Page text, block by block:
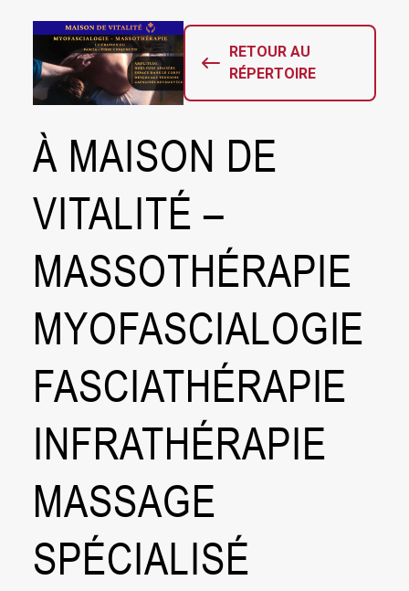
RETOUR AU
RÉPERTOIRE
Maison
de
–
Massothérapie
Myofascialogie
Fasciathérapie
Massage
Spécialisé
À MAISON DE
VITALITÉ –
MASSOTHÉRAPIE
MYOFASCIALOGIE
FASCIATHÉRAPIE
INFRATHÉRAPIE
MASSAGE
SPÉCIALISÉ